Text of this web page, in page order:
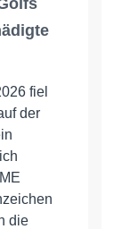
fiel
der
die